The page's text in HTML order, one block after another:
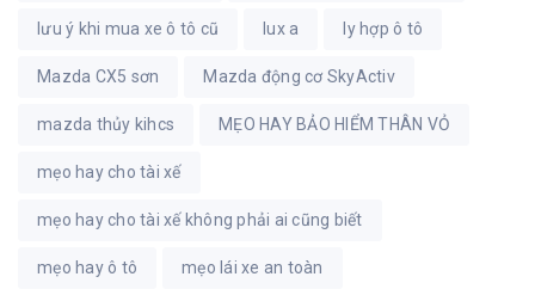
lưu ý khi mua xe ô tô cũ lux a ly hợp ô tô
Mazda CX5 sơn Mazda động cơ SkyActiv
mazda thủy kihcs MẸO HAY BẢO HIỂM THÂN VỎ
mẹo hay cho tài xế
mẹo hay cho tài xế không phải ai cũng biết
mẹo hay ô tô mẹo lái xe an toàn